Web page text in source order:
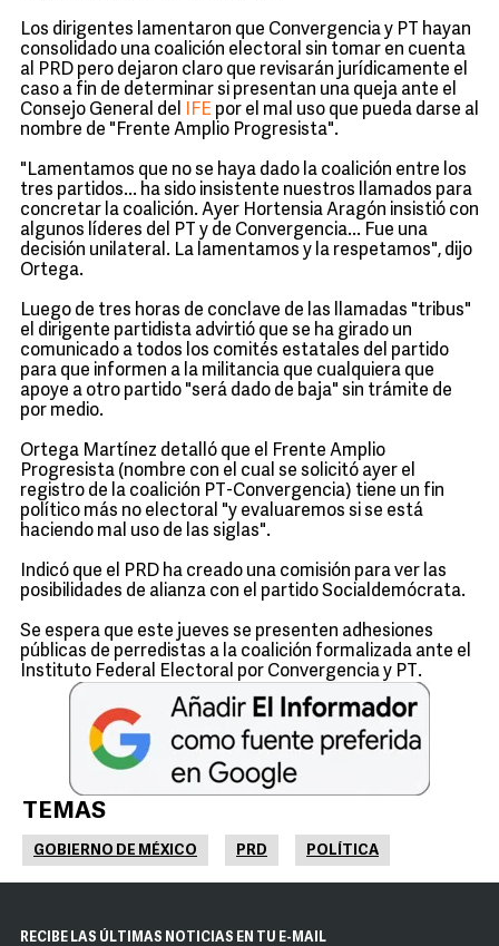
Los dirigentes lamentaron que Convergencia y PT hayan
consolidado una coalición electoral sin tomar en cuenta
al PRD pero dejaron claro que revisarán jurídicamente el
caso a fin de determinar si presentan una queja ante el
Consejo General del
IFE por el mal uso que pueda darse al
nombre de "Frente Amplio Progresista".
"Lamentamos que no se haya dado la coalición entre los
tres partidos... ha sido insistente nuestros llamados para
concretar la coalición. Ayer Hortensia Aragón insistió con
algunos líderes del PT y de Convergencia... Fue una
decisión unilateral. La lamentamos y la respetamos", dijo
Ortega.
Luego de tres horas de conclave de las llamadas "tribus"
el dirigente partidista advirtió que se ha girado un
comunicado a todos los comités estatales del partido
para que informen a la militancia que cualquiera que
apoye a otro partido "será dado de baja" sin trámite de
por medio.
Ortega Martínez detalló que el Frente Amplio
Progresista (nombre con el cual se solicitó ayer el
registro de la coalición PT-Convergencia) tiene un fin
político más no electoral "y evaluaremos si se está
haciendo mal uso de las siglas".
Indicó que el PRD ha creado una comisión para ver las
posibilidades de alianza con el partido Socialdemócrata.
Se espera que este jueves se presenten adhesiones
públicas de perredistas a la coalición formalizada ante el
Instituto Federal Electoral por Convergencia y PT.
TEMAS
GOBIERNO DE MÉXICO PRD POLÍTICA
RECIBE LAS ÚLTIMAS NOTICIAS EN TU E-MAIL